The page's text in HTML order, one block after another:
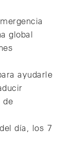
global
ayudarle
de
día, los 7